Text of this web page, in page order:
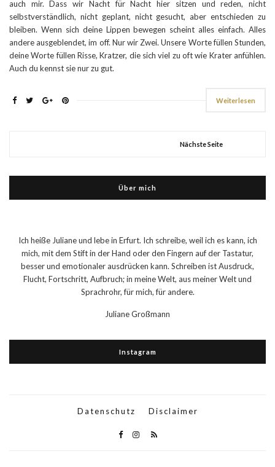
auch mir. Dass wir Nacht für Nacht hier sitzen und reden, nicht
selbstverständlich, nicht geplant, nicht gesucht, aber entschieden zu
bleiben. Wenn sich deine Lippen bewegen scheint alles einfach. Alles
andere ausgeblendet, im off. Nur wir Zwei. Unsere Worte füllen Stunden,
deine Worte füllen Risse, Kratzer, die sich viel zu oft wie Krater anfühlen.
Auch du kennst sie nur zu gut.
Weiterlesen
Nächste Seite
Über mich
Ich heiße Juliane und lebe in Erfurt. Ich schreibe, weil ich es kann, ich
mich, mit dem Stift in der Hand oder den Fingern auf der Tastatur,
besser und emotionaler ausdrücken kann. Schreiben ist Ausdruck,
Flucht, Fortschritt, Aufbruch; in meine Welt, aus meiner Welt und
Sprachrohr, für mich, für andere.
Juliane Großmann
Instagram
Datenschutz Disclaimer